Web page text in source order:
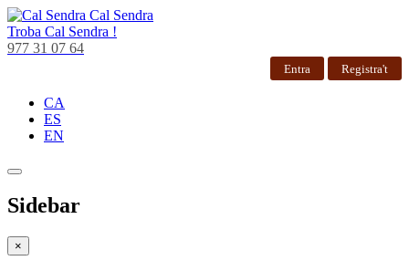
Cal Sendra
Troba Cal Sendra !
977 31 07 64
Entra Registra't
CA
ES
EN
Sidebar
×